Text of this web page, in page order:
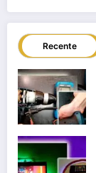
Recente